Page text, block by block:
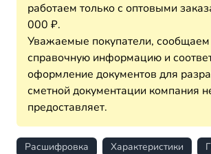
работаем только с оптовыми
000 ₽.
Уважаемые покупатели,
справочную информацию и
оформление документов для
сметной документации компания
предоставляет.
Расшифровка Характеристики